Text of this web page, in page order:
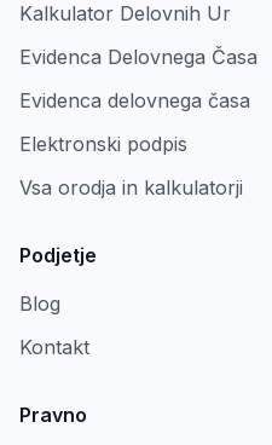
Kalkulator Delovnih Ur
Evidenca Delovnega Časa
Evidenca delovnega časa
Elektronski podpis
Vsa orodja in kalkulatorji
Podjetje
Blog
Kontakt
Pravno